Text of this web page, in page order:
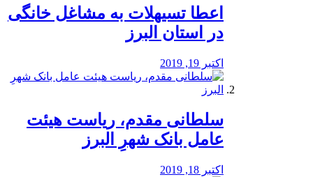
️اعطا تسیهلات به مشاغل خانگی
در استان البرز
اکتبر 19, 2019
سلطانی مقدم، ریاست هیئت
عامل بانک شهرِ البرز
اکتبر 18, 2019